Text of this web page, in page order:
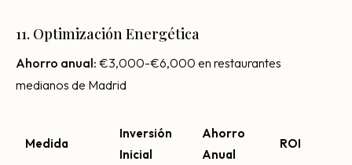
11. Optimización Energética
Ahorro anual: €3,000-€6,000 en restaurantes
medianos de Madrid
Medida
Inversión
Inicial
Ahorro
Anual
ROI